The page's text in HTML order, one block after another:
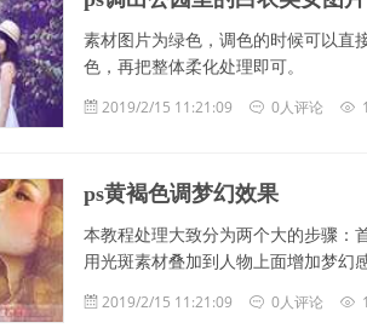
素材图片为绿色，调色的时候可以直
色，再把整体柔化处理即可。
2019/2/15 11:21:09 0人评论
ps黄褐色调梦幻效果
本教程处理大致分为两个大的步骤：
用光斑素材叠加到人物上面增加梦幻感
2019/2/15 11:21:09 0人评论